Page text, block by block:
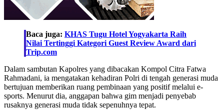
Baca juga: KHAS Tugu Hotel Yogyakarta Raih
Nilai Tertinggi Kategori Guest Review Award dari
Trip.com
Dalam sambutan Kapolres yang dibacakan Kompol Citra Fatwa
Rahmadani, ia mengatakan kehadiran Polri di tengah generasi muda
bertujuan memberikan ruang pembinaan yang positif melalui e-
sports. Menurut dia, anggapan bahwa gim menjadi penyebab
rusaknya generasi muda tidak sepenuhnya tepat.